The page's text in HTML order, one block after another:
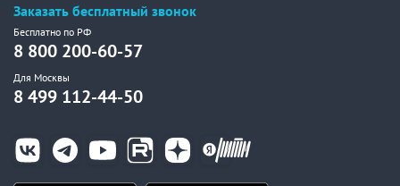
Заказать бесплатный звонок
Бесплатно по РФ
8 800 200-60-57
Для Москвы
8 499 112-44-50